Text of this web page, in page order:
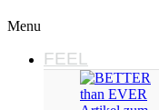
Menu
FEEL